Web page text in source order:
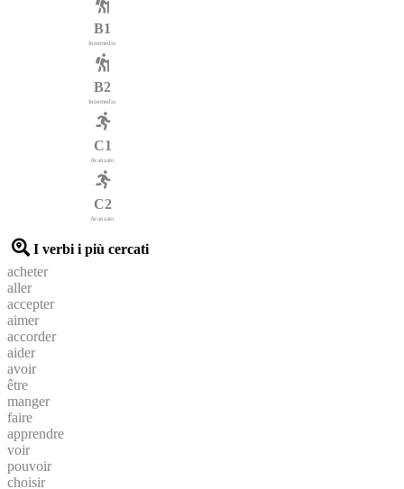
B1
Intermedio
B2
Intermedio
C1
Avanzato
C2
Avanzato
I verbi i più cercati
acheter
aller
accepter
aimer
accorder
aider
avoir
être
manger
faire
apprendre
voir
pouvoir
choisir